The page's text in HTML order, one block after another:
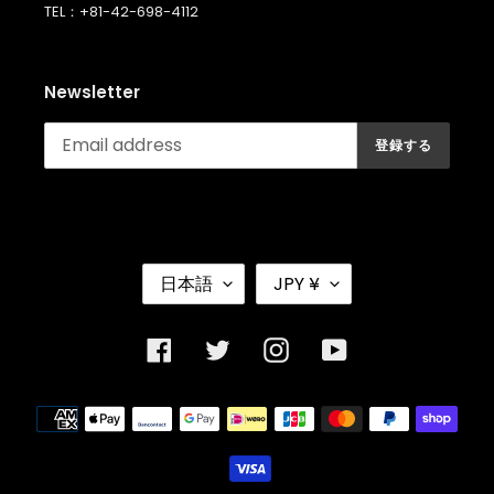
TEL：+81-42-698-4112
Newsletter
登録する
言
語日本語
通
貨JPY ¥
Facebook Twitter InstagramYouTube
決
済
方
法